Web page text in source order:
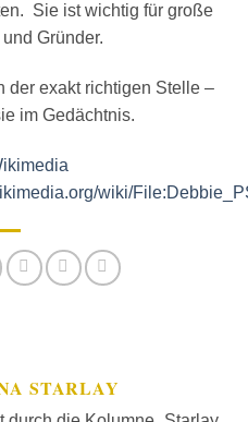
Sie ist wichtig für große
Gründer.
der exakt richtigen Stelle –
im Gedächtnis.
wiki/
STARLAY